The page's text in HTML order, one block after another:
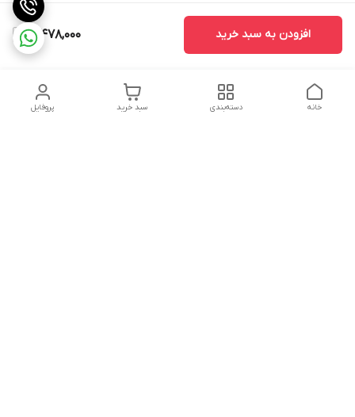
3,478,000 افزودن به سبد خرید
پروفایل سبد خرید دسته‌بندی خانه